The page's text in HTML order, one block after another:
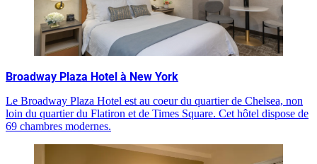
Broadway Plaza Hotel à New York
Le Broadway Plaza Hotel est au coeur du quartier de Chelsea, non
loin du quartier du Flatiron et de Times Square. Cet hôtel dispose de
69 chambres modernes.